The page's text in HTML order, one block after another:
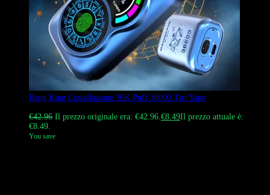
Bang King Costellazione 36K Puff 36000 Tiri Vape
€42.96 Il prezzo originale era: €42.96.€8.49Il prezzo attuale è:
€8.49.
You save